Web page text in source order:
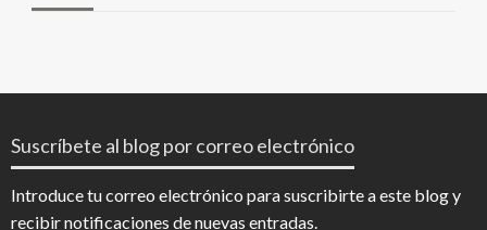
Suscríbete al blog por correo electrónico
Introduce tu correo electrónico para suscribirte a este blog y
recibir notificaciones de nuevas entradas.